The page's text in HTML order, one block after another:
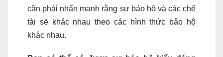
cần phải nhấn mạnh rằng sự bảo hộ và các chế
tài sẽ khác nhau theo các hình thức bảo hộ
khác nhau.